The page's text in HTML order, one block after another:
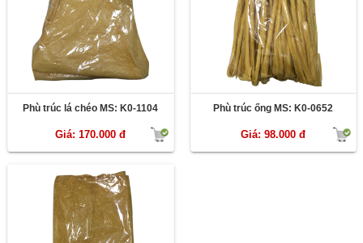
Phù trúc lá chéo MS: K0-1104
Giá: 170.000 đ
Phù trúc ống MS: K0-0652
Giá: 98.000 đ